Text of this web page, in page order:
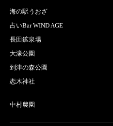
海の駅うおざ
占いBar WIND AGE
長田鉱泉場
大濠公園
到津の森公園
恋木神社
中村農園